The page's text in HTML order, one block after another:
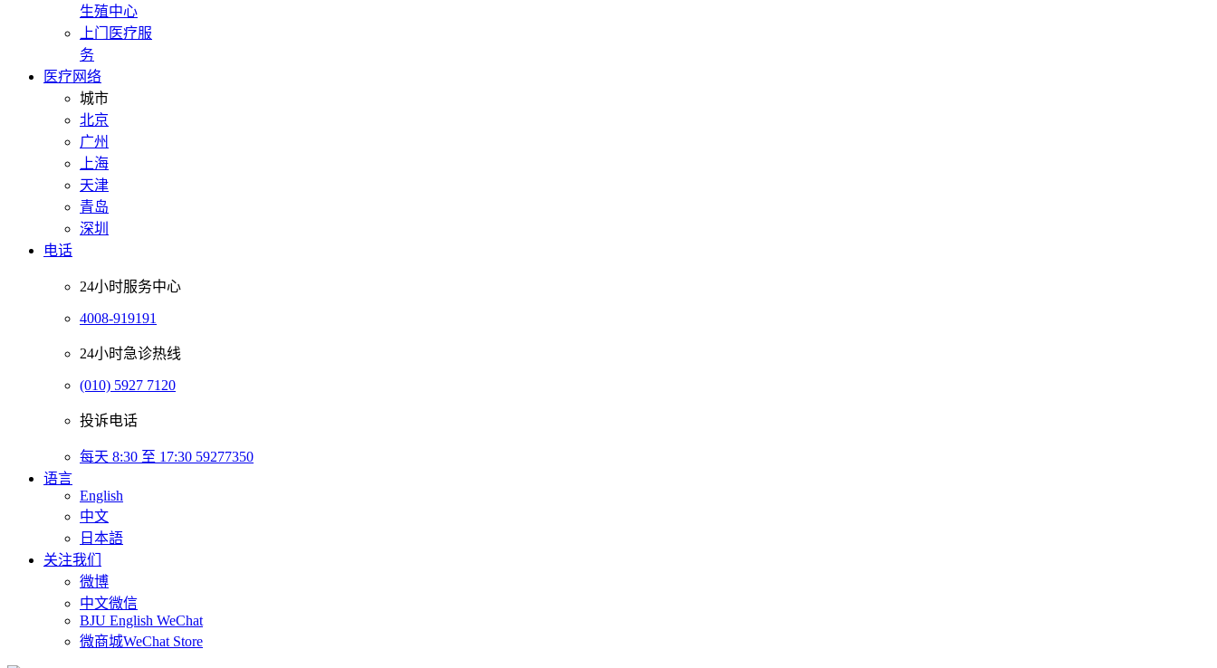
生殖中心
上门医疗服
务
医疗网络
城市
北京
广州
上海
天津
青岛
深圳
电话
24小时服务中心
4008-919191
24小时急诊热线
(010) 5927 7120
投诉电话
每天 8:30 至 17:30 59277350
语言
English
中文
日本語
关注我们
微博
中文微信
BJU English WeChat
微商城WeChat Store